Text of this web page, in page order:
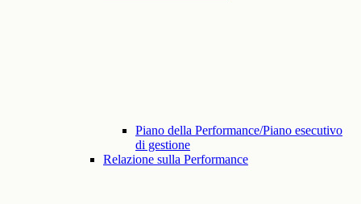
Piano della Performance/Piano esecutivo
di gestione
Relazione sulla Performance